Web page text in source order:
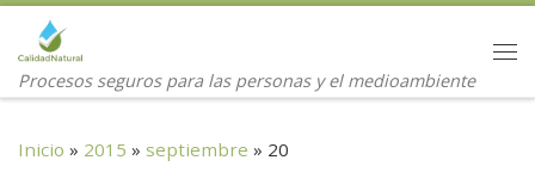
Saltar al contenido
Procesos seguros para las personas y el medioambiente
Inicio » 2015 » septiembre » 20